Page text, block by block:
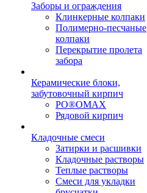
Заборы и ограждения
Клинкерные колпаки
Полимерно-песчаные
колпаки
Перекрытие пролета
забора
Керамические блоки,
забутовочный кирпич
PO®OMAX
Рядовой кирпич
Кладочные смеси
Затирки и расшивки
Кладочные растворы
Теплые растворы
Смеси для укладки